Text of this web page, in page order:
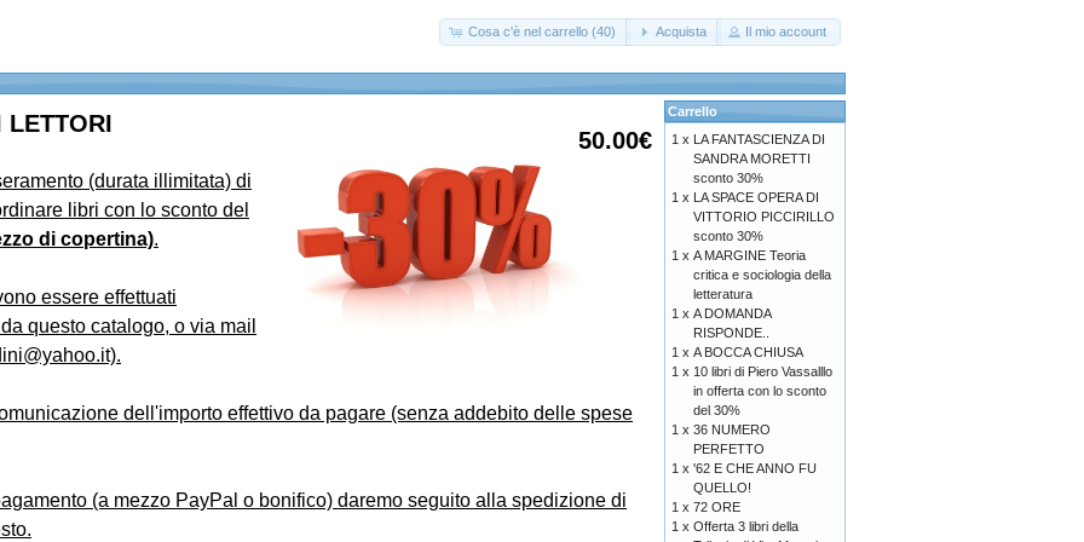
Cosa c'è nel carrello (40) Acquista Il mio account
50.00€
LETTORI
(durata illimitata) di
libri con lo sconto del
di copertina).
essere effettuati
questo catalogo, o via mail
dell'importo effettivo da pagare (senza addebito delle spese
(a mezzo PayPal o bonifico) daremo seguito alla spedizione di
Carrello
1 x LA FANTASCIENZA DI
SANDRA MORETTI
sconto 30%
1 x LA SPACE OPERA DI
VITTORIO PICCIRILLO
sconto 30%
1 x A MARGINE Teoria
critica e sociologia della
letteratura
1 x A DOMANDA
RISPONDE..
1 x A BOCCA CHIUSA
1 x 10 libri di Piero Vassalllo
in offerta con lo sconto
del 30%
1 x 36 NUMERO
PERFETTO
1 x '62 E CHE ANNO FU
QUELLO!
1 x 72 ORE
1 x Offerta 3 libri della